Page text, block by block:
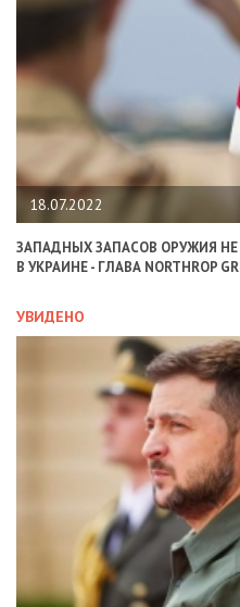
18.07.2022
ЗАПАДНЫХ ЗАПАСОВ ОРУЖИЯ
В УКРАИНЕ - ГЛАВА NORTHROP
УВИДЕНО